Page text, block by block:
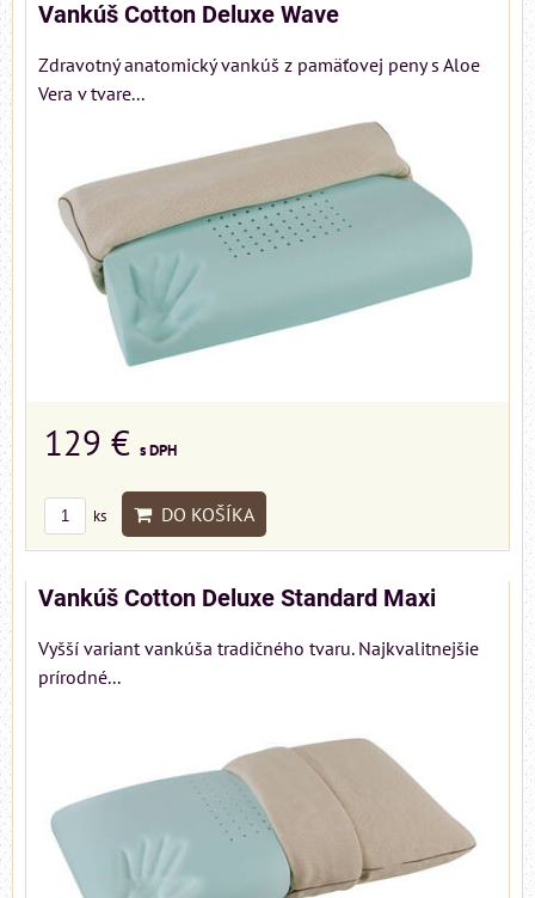
Vankúš Cotton Deluxe Wave
Zdravotný anatomický vankúš z pamäťovej peny s Aloe
Vera v tvare...
129 € s DPH
ks DO KOŠÍKA
Vankúš Cotton Deluxe Standard Maxi
Vyšší variant vankúša tradičného tvaru. Najkvalitnejšie
prírodné...